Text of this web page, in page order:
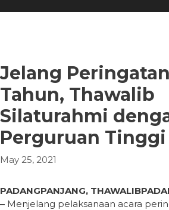
Jelang Peringatan
Tahun, Thawalib
Silaturahmi
Perguruan Tinggi
May 25, 2021
PADANGPANJANG,
– Menjelang pelaksanaan acara